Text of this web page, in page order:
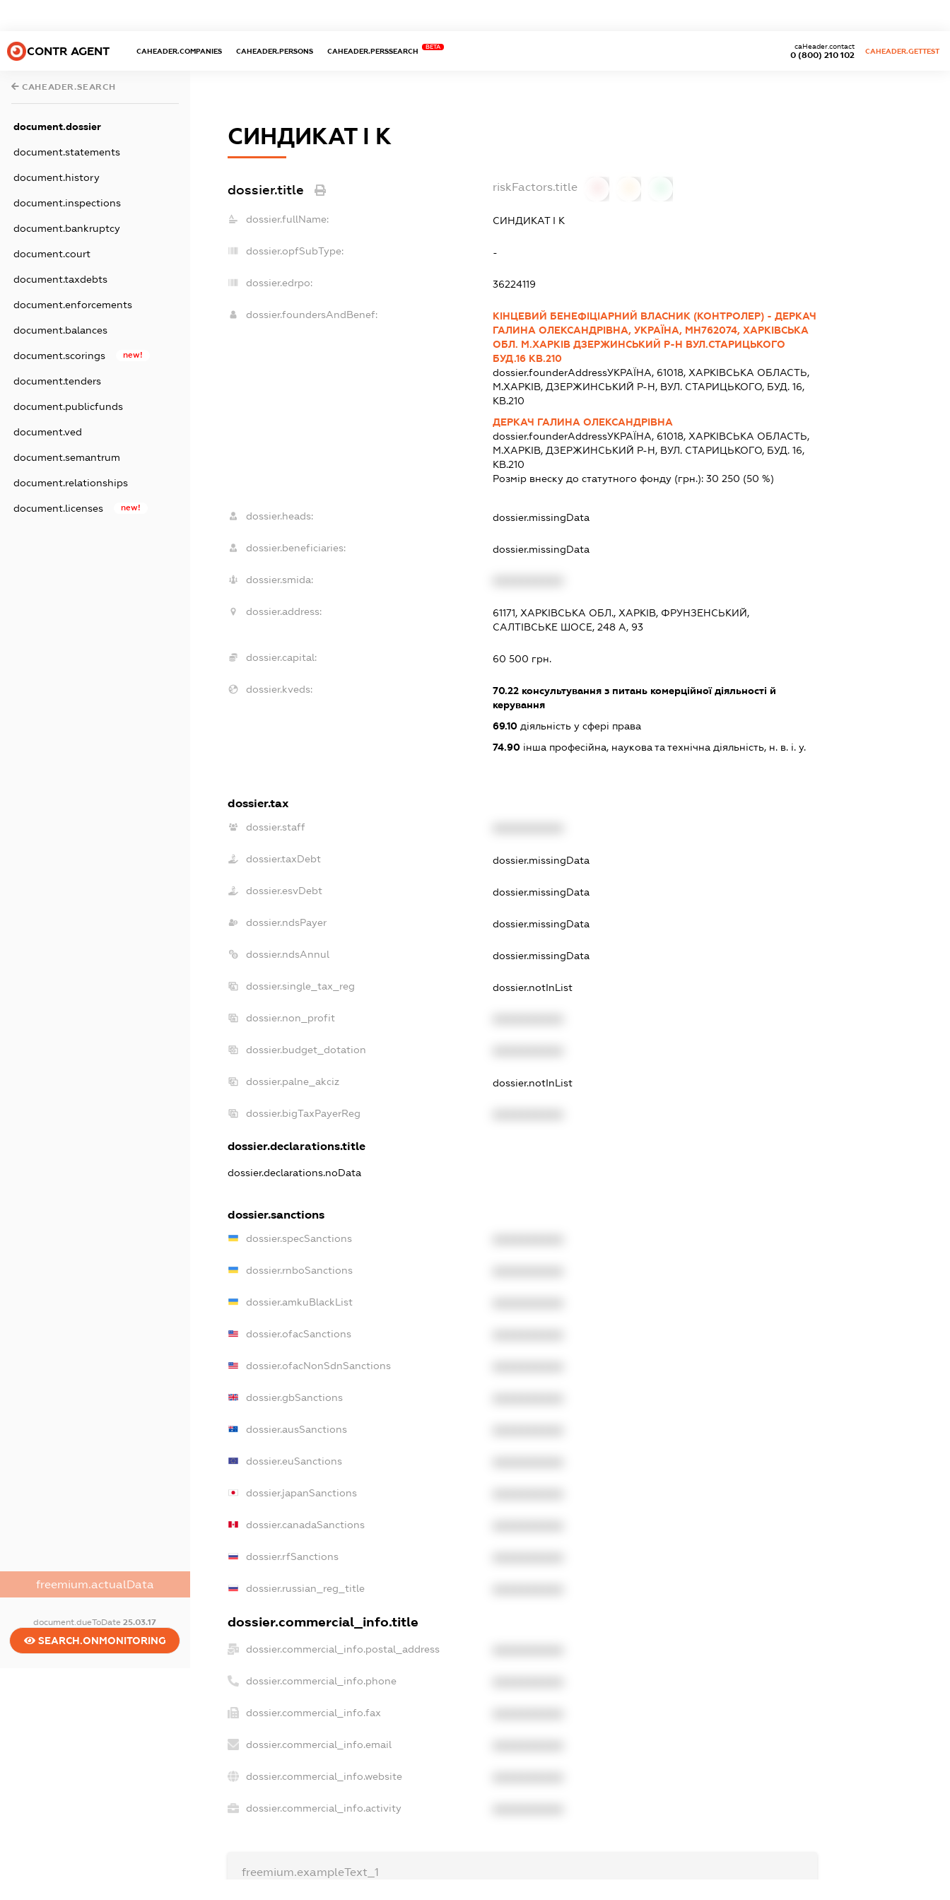
CONTR AGENT CAHEADER.COMPANIES CAHEADER.PERSONS CAHEADER.PERSSEARCH
BETA
0 (800) 210 102
caHeader.contact
CAHEADER.GETTEST
CAHEADER.SEARCH
document.dossier
document.statements
document.history
document.inspections
document.bankruptcy
document.court
document.taxdebts
document.enforcements
document.balances
document.scorings new!
document.tenders
document.publicfunds
document.ved
document.semantrum
document.relationships
document.licenses new!
freemium.actualData
document.dueToDate25.03.17
SEARCH.ONMONITORING
СИНДИКАТ І К
dossier.title riskFactors.title
dossier.fullName: СИНДИКАТ І К
dossier.opfSubType: -
dossier.edrpo: 36224119
dossier.foundersAndBenef:
КІНЦЕВИЙ БЕНЕФІЦІАРНИЙ ВЛАСНИК (КОНТРОЛЕР) - ДЕРКАЧ
ГАЛИНА ОЛЕКСАНДРІВНА, УКРАЇНА, МН762074, ХАРКІВСЬКА
ОБЛ. М.ХАРКІВ ДЗЕРЖИНСЬКИЙ Р-Н ВУЛ.СТАРИЦЬКОГО
БУД.16 КВ.210
dossier.founderAddressУКРАЇНА, 61018, ХАРКIВСЬКА ОБЛАСТЬ,
М.ХАРКІВ, ДЗЕРЖИНСЬКИЙ Р-Н, ВУЛ. СТАРИЦЬКОГО, БУД. 16,
КВ.210
ДЕРКАЧ ГАЛИНА ОЛЕКСАНДРІВНА
dossier.founderAddressУКРАЇНА, 61018, ХАРКIВСЬКА ОБЛАСТЬ,
М.ХАРКІВ, ДЗЕРЖИНСЬКИЙ Р-Н, ВУЛ. СТАРИЦЬКОГО, БУД. 16,
КВ.210
Розмір внеску до статутного фонду (грн.):30 250 (50 %)
dossier.heads: dossier.missingData
dossier.beneficiaries: dossier.missingData
dossier.smida:
dossier.address:
61171, ХАРКІВСЬКА ОБЛ., ХАРКІВ, ФРУНЗЕНСЬКИЙ,
САЛТІВСЬКЕ ШОСЕ, 248 А, 93
dossier.capital: 60 500 грн.
dossier.kveds: 70.22 консультування з питань комерційної діяльності й
керування
69.10 діяльність у сфері права
74.90 інша професійна, наукова та технічна діяльність, н. в. і. у.
dossier.tax
dossier.staff
dossier.taxDebt dossier.missingData
dossier.esvDebt dossier.missingData
dossier.ndsPayer dossier.missingData
dossier.ndsAnnul dossier.missingData
dossier.single_tax_reg dossier.notInList
dossier.non_profit
dossier.budget_dotation
dossier.palne_akciz dossier.notInList
dossier.bigTaxPayerReg
dossier.declarations.title
dossier.declarations.noData
dossier.sanctions
dossier.specSanctions
dossier.rnboSanctions
dossier.amkuBlackList
dossier.ofacSanctions
dossier.ofacNonSdnSanctions
dossier.gbSanctions
dossier.ausSanctions
dossier.euSanctions
dossier.japanSanctions
dossier.canadaSanctions
dossier.rfSanctions
dossier.russian_reg_title
dossier.commercial_info.title
dossier.commercial_info.postal_address
dossier.commercial_info.phone
dossier.commercial_info.fax
dossier.commercial_info.email
dossier.commercial_info.website
dossier.commercial_info.activity
freemium.exampleText_1